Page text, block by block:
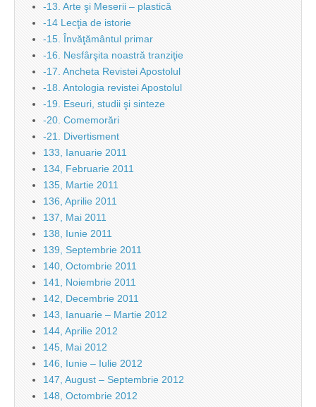
-13. Arte şi Meserii – plastică
-14 Lecţia de istorie
-15. Învăţământul primar
-16. Nesfârşita noastră tranziţie
-17. Ancheta Revistei Apostolul
-18. Antologia revistei Apostolul
-19. Eseuri, studii şi sinteze
-20. Comemorări
-21. Divertisment
133, Ianuarie 2011
134, Februarie 2011
135, Martie 2011
136, Aprilie 2011
137, Mai 2011
138, Iunie 2011
139, Septembrie 2011
140, Octombrie 2011
141, Noiembrie 2011
142, Decembrie 2011
143, Ianuarie – Martie 2012
144, Aprilie 2012
145, Mai 2012
146, Iunie – Iulie 2012
147, August – Septembrie 2012
148, Octombrie 2012